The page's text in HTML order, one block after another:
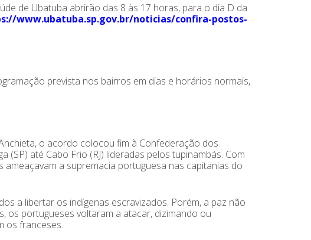
de Ubatuba abrirão das 8 às 17 horas, para o dia D da
www.ubatuba.sp.gov.br/noticias/confira-postos-
prevista nos bairros em dias e horários normais,
o acordo colocou fim à Confederação dos
até Cabo Frio (RJ) lideradas pelos tupinambás. Com
a supremacia portuguesa nas capitanias do
a libertar os indígenas escravizados. Porém, a paz não
os portugueses voltaram a atacar, dizimando ou
os franceses.